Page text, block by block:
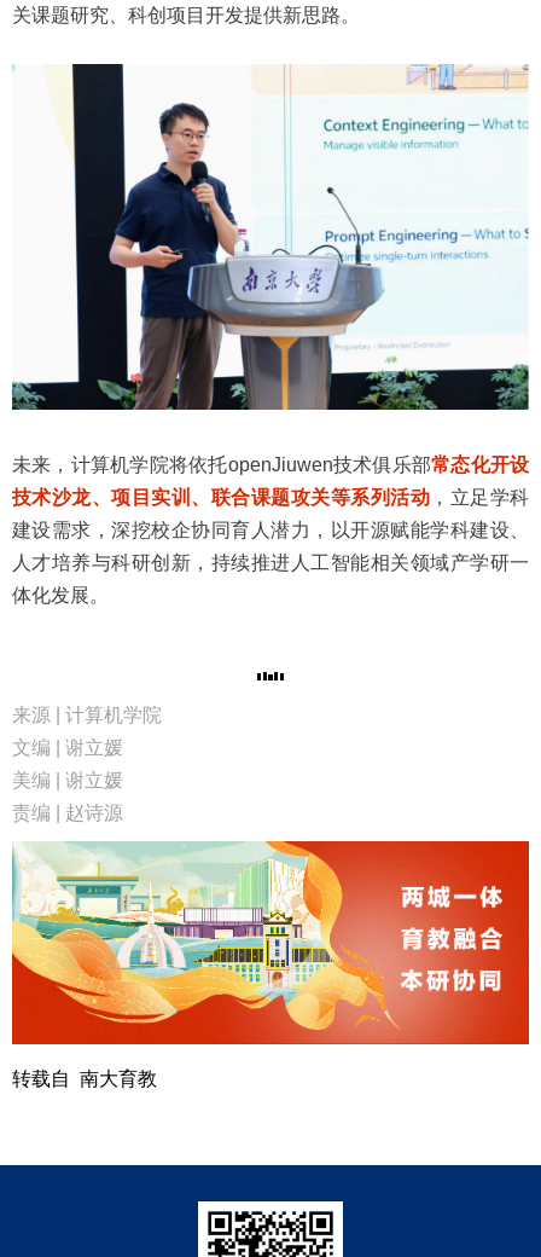
关课题研究、科创项目开发提供新思路。
未来，计算机学院将依托openJiuwen技术俱乐部常态化开设
技术沙龙、项目实训、联合课题攻关等系列活动 ，立足学科
建设需求，深挖校企协同育人潜力，以开源赋能学科建设、
人才培养与科研创新，持续推进人工智能相关领域产学研一
体化发展。
来源 | 计算机学院
文编 | 谢立媛
美编 | 谢立媛
责编 | 赵诗源
转载自 南大育教